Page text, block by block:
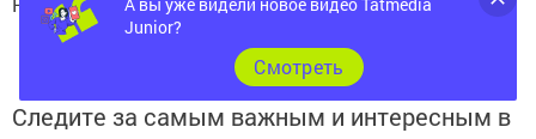
Следите за самым важным и интересным в
Junior?
Cмотреть